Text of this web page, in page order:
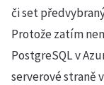
či set
Protože zatím
PostgreSQL v
serverové straně